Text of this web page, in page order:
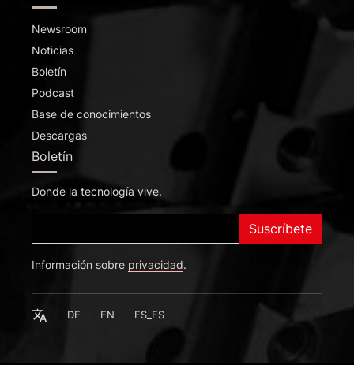
Newsroom
Noticias
Boletín
Podcast
Base de conocimientos
Descargas
Boletín
Donde la tecnología vive.
Deutsch
Español
Suscríbete
Información sobre privacidad.
Español
DE EN ES_ES